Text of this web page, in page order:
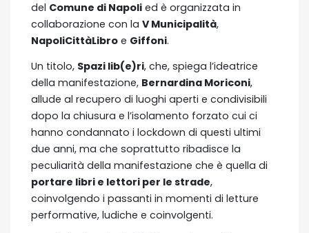
del Comune di Napoli ed è organizzata in
collaborazione con la V Municipalità,
NapoliCittàLibro e Giffoni.
Un titolo, Spazi lib(e)ri, che, spiega l’ideatrice
della manifestazione, Bernardina Moriconi,
allude al recupero di luoghi aperti e condivisibili
dopo la chiusura e l’isolamento forzato cui ci
hanno condannato i lockdown di questi ultimi
due anni, ma che soprattutto ribadisce la
peculiarità della manifestazione che è quella di
portare libri e lettori per le strade,
coinvolgendo i passanti in momenti di letture
performative, ludiche e coinvolgenti.